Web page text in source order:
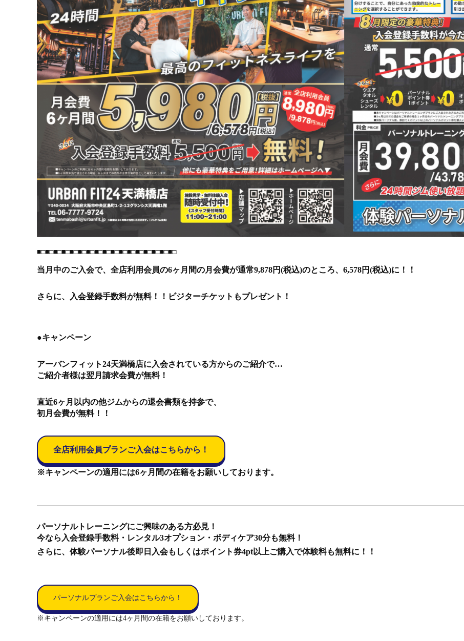
■□■□■□■□■□■□■□■□■□■□■□■□■□■□■□■□■□
当月中のご入会で、全店利用会員の6ヶ月間の月会費が通常9,878円(税込)のところ、6,578円(税込)に！！
さらに、入会登録手数料が無料！！ビジターチケットもプレゼント！
●キャンペーン
アーバンフィット24天満橋店に入会されている方からのご紹介で…
ご紹介者様は翌月請求会費が無料！
直近6ヶ月以内の他ジムからの退会書類を持参で、
初月会費が無料！！
全店利用会員プランご入会はこちらから！
※キャンペーンの適用には6ヶ月間の在籍をお願いしております。
パーソナルトレーニングにご興味のある方必見！
今なら入会登録手数料・レンタル3オプション・ボディケア30分も無料！
さらに、体験パーソナル後即日入会もしくはポイント券4pt以上ご購入で体験料も無料に！！
パーソナルプランご入会はこちらから！
※キャンペーンの適用には4ヶ月間の在籍をお願いしております。